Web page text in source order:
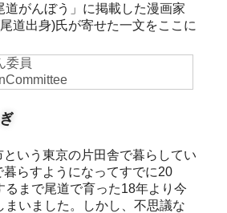
道がんぼう」に掲載した漫画家
道出身)氏が寄せた一文をここに
暮らすようになってすでに20
るまで尾道で育った18年より今
まいました。しかし、不思議な